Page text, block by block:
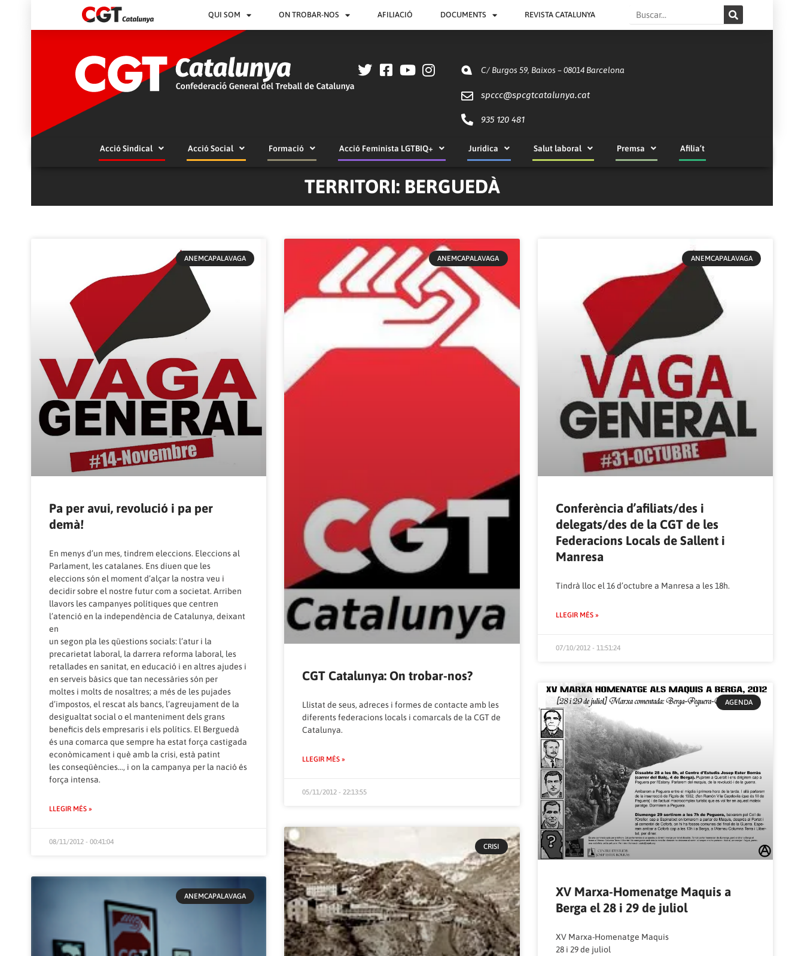
QUI SOM ON TROBAR-NOS AFILIACIÓ DOCUMENTS REVISTA CATALUNYA Search
C/ Burgos 59, Baixos – 08014 Barcelona
spccc@spcgtcatalunya.cat
935 120 481
Acció Sindical Acció Social Formació Acció Feminista LGTBIQ+ Jurídica Salut laboral Premsa Afilia’t
TERRITORI: BERGUEDÀ
ANEMCAPALAVAGA
Pa per avui, revolució i pa per
demà!
En menys d’un mes, tindrem eleccions. Eleccions al
Parlament, les catalanes. Ens diuen que les
eleccions són el moment d’alçar la nostra veu i
decidir sobre el nostre futur com a societat. Arriben
llavors les campanyes polítiques que centren
l’atenció en la independència de Catalunya, deixant
en
un segon pla les qüestions socials: l’atur i la
precarietat laboral, la darrera reforma laboral, les
retallades en sanitat, en educació i en altres ajudes i
en serveis bàsics que tan necessàries són per
moltes i molts de nosaltres; a més de les pujades
d’impostos, el rescat als bancs, l’agreujament de la
desigualtat social o el manteniment dels grans
beneficis dels empresaris i els polítics. El Berguedà
és una comarca que sempre ha estat força castigada
econòmicament i què amb la crisi, està patint
les conseqüències…, i on la campanya per la nació és
força intensa.
LLEGIR MÉS »
08/11/2012 - 00:41:04
ANEMCAPALAVAGA
CGT Catalunya: On trobar-nos?
Llistat de seus, adreces i formes de contacte amb les
diferents federacions locals i comarcals de la CGT de
Catalunya.
LLEGIR MÉS »
05/11/2012 - 22:13:55
ANEMCAPALAVAGA
Conferència d’afiliats/des i
delegats/des de la CGT de les
Federacions Locals de Sallent i
Manresa
Tindrà lloc el 16 d’octubre a Manresa a les 18h.
LLEGIR MÉS »
07/10/2012 - 11:51:24
ANEMCAPALAVAGA
CRISI
AGENDA
XV Marxa-Homenatge Maquis a
Berga el 28 i 29 de juliol
XV Marxa-Homenatge Maquis
28 i 29 de juliol